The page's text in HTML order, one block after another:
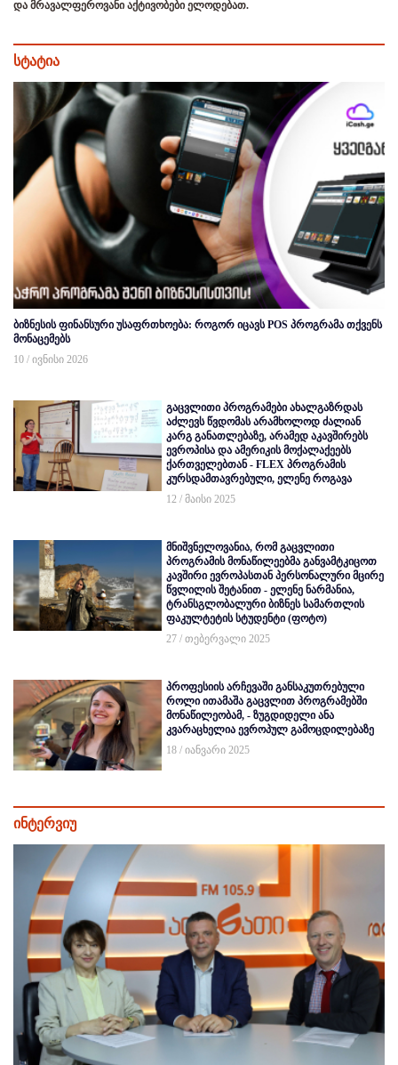
და მრავალფეროვანი აქტივობები ელოდებათ.
სტატია
ბიზნესის ფინანსური უსაფრთხოება: როგორ იცავს POS პროგრამა თქვენს
მონაცემებს
10 / ივნისი 2026
გაცვლითი პროგრამები ახალგაზრდას
აძლევს წვდომას არამხოლოდ ძალიან
კარგ განათლებაზე, არამედ აკავშირებს
ევროპისა და ამერიკის მოქალაქეებს
ქართველებთან - FLEX პროგრამის
კურსდამთავრებული, ელენე როგავა
12 / მაისი 2025
მნიშვნელოვანია, რომ გაცვლითი
პროგრამის მონაწილეებმა განვამტკიცოთ
კავშირი ევროპასთან პერსონალური მცირე
წვლილის შეტანით - ელენე ნარმანია,
ტრანსგლობალური ბიზნეს სამართლის
ფაკულტეტის სტუდენტი (ფოტო)
27 / თებერვალი 2025
პროფესიის არჩევაში განსაკუთრებული
როლი ითამაშა გაცვლით პროგრამებში
მონაწილეობამ, - ზუგდიდელი ანა
კვარაცხელია ევროპულ გამოცდილებაზე
18 / იანვარი 2025
ინტერვიუ